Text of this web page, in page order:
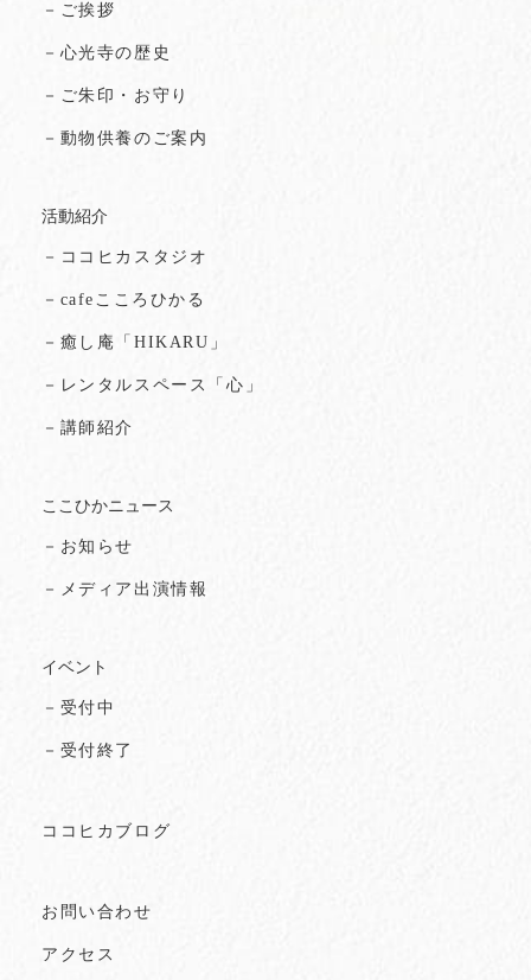
－ご挨拶
－心光寺の歴史
－ご朱印・お守り
－動物供養のご案内
活動紹介
－ココヒカスタジオ
－cafeこころひかる
－癒し庵「HIKARU」
－レンタルスペース「心」
－講師紹介
ここひかニュース
－お知らせ
－メディア出演情報
イベント
－受付中
－受付終了
ココヒカブログ
お問い合わせ
アクセス